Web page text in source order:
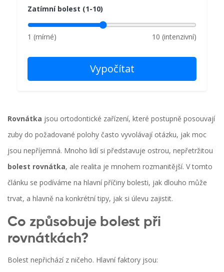
Zatímní bolest (1-10)
1 (mírné) 10 (intenzivní)
Vypočítat
Rovnátka jsou ortodontické zařízení, které postupně posouvají
zuby do požadované polohy často vyvolávají otázku, jak moc
jsou nepříjemná. Mnoho lidí si představuje ostrou, nepřetržitou
bolest rovnátka, ale realita je mnohem rozmanitější. V tomto
článku se podíváme na hlavní příčiny bolesti, jak dlouho může
trvat, a hlavně na konkrétní tipy, jak si úlevu zajistit.
Co způsobuje bolest při
rovnátkách?
Bolest nepřichází z ničeho. Hlavní faktory jsou: